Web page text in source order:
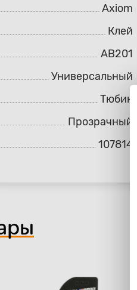
Axiom
Клей
AB201
Универсальный
Тюбик
Прозрачный
107814